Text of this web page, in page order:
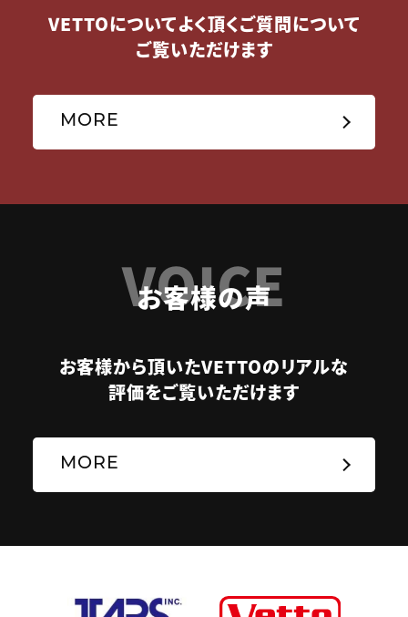
VETTOについてよく頂くご質問について
ご覧いただけます
MORE
VOICE
お客様の声
お客様から頂いたVETTOのリアルな
評価をご覧いただけます
MORE